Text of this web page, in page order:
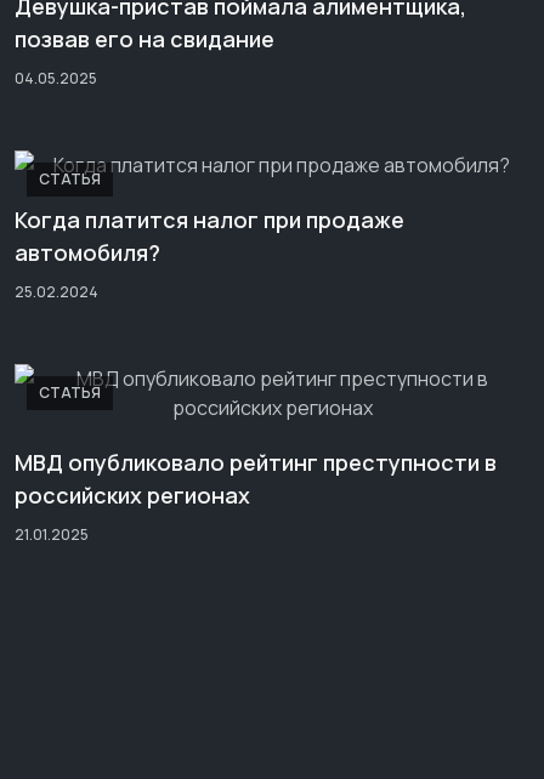
Девушка-пристав поймала алиментщика,
позвав его на свидание
04.05.2025
СТАТЬЯ
Когда платится налог при продаже
автомобиля?
25.02.2024
СТАТЬЯ
МВД опубликовало рейтинг преступности в
российских регионах
21.01.2025